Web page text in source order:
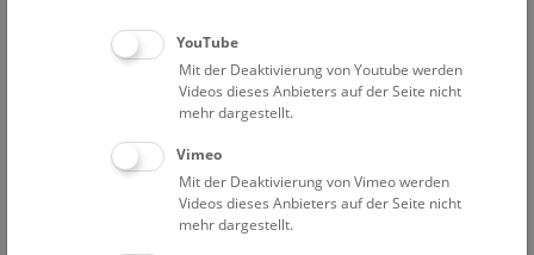
Geschichte der Versuche eingehen, Menschen in Schubladen
Nicht zuletzt soll auch Charles Darwin selber zu Wort
kommen. Am Ende steht hoffentlich eine tiefere Einsicht in
das, was uns unterscheidet und verbindet, was menschliche
Vielfalt wirklich bedeutet – und vor allem: was nicht.
YouTube
Mit der Deaktivierung von Youtube werden
Videos dieses Anbieters auf der Seite nicht
mehr dargestellt.
Vimeo
Mit der Deaktivierung von Vimeo werden
Videos dieses Anbieters auf der Seite nicht
mehr dargestellt.